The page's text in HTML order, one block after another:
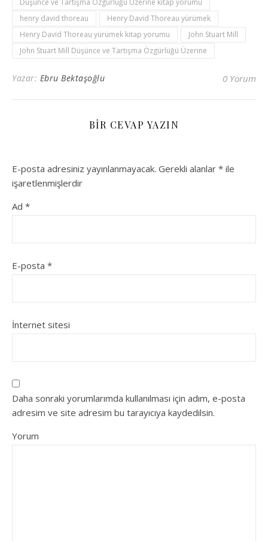
Düşünce ve Tartışma Özgürlüğü Üzerine kitap yorumu
henry david thoreau
Henry David Thoreau yürümek
Henry David Thoreau yürümek kitap yorumu
John Stuart Mill
John Stuart Mill Düşünce ve Tartışma Özgürlüğü Üzerine
Yazar: Ebru Bektaşoğlu 0 Yorum
BIR CEVAP YAZIN
E-posta adresiniz yayınlanmayacak. Gerekli alanlar * ile
işaretlenmişlerdir
Ad *
E-posta *
İnternet sitesi
Daha sonraki yorumlarımda kullanılması için adım, e-posta
adresim ve site adresim bu tarayıcıya kaydedilsin.
Yorum